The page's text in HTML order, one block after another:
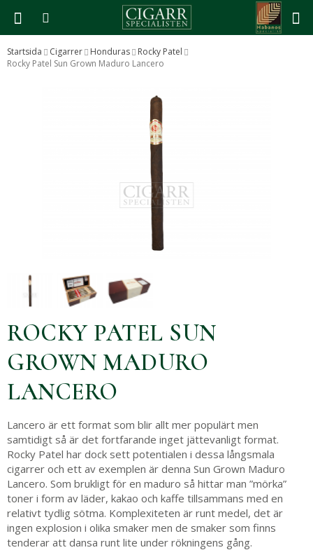
Produkten har blivit tillagd i varukorgen
Startsida Cigarrer Honduras
Rocky Patel
Rocky Patel Sun Grown Maduro Lancero
ROCKY PATEL SUN
GROWN MADURO
LANCERO
Lancero är ett format som blir allt mer populärt men
samtidigt så är det fortfarande inget jättevanligt format.
Rocky Patel har dock sett potentialen i dessa långsmala
cigarrer och ett av exemplen är denna Sun Grown Maduro
Lancero. Som brukligt för en maduro så hittar man ”mörka”
toner i form av läder, kakao och kaffe tillsammans med en
relativt tydlig sötma. Komplexiteten är runt medel, det är
ingen explosion i olika smaker men de smaker som finns
tenderar att dansa runt lite under rökningens gång.